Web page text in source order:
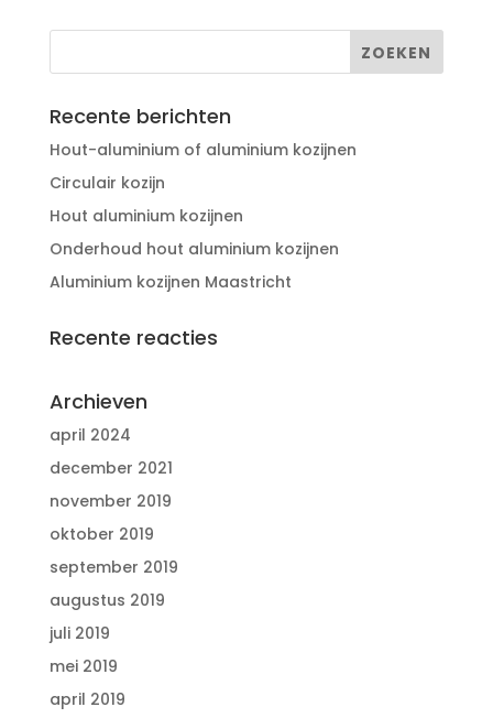
Recente berichten
Hout-aluminium of aluminium kozijnen
Circulair kozijn
Hout aluminium kozijnen
Onderhoud hout aluminium kozijnen
Aluminium kozijnen Maastricht
Recente reacties
Archieven
april 2024
december 2021
november 2019
oktober 2019
september 2019
augustus 2019
juli 2019
mei 2019
april 2019